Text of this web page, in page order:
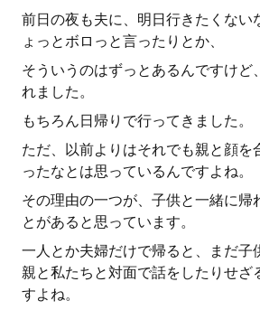
前日の夜も夫に、明日行きたくない
ょっとボロっと言ったりとか、
そういうのはずっとあるんですけど
れました。
もちろん日帰りで行ってきました。
ただ、以前よりはそれでも親と顔を
ったなとは思っているんですよね。
その理由の一つが、子供と一緒に帰
とがあると思っています。
一人とか夫婦だけで帰ると、まだ子
親と私たちと対面で話をしたりせざ
すよね。